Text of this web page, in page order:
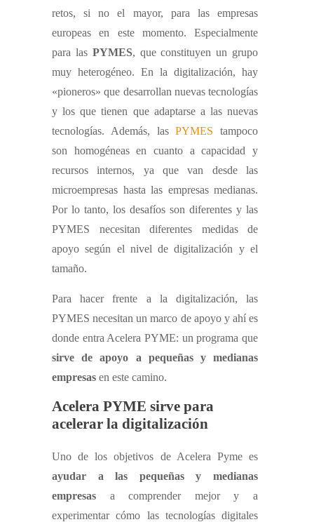
retos, si no el mayor, para las empresas
europeas en este momento. Especialmente
para las PYMES, que constituyen un grupo
muy heterogéneo. En la digitalización, hay
«pioneros» que desarrollan nuevas tecnologías
y los que tienen que adaptarse a las nuevas
tecnologías. Además, lasPYMES tampoco
son homogéneas en cuanto a capacidad y
recursos internos, ya que van desde las
microempresas hasta las empresas medianas.
Por lo tanto, los desafíos son diferentes y las
PYMES necesitan diferentes medidas de
apoyo según el nivel de digitalización y el
tamaño.
Para hacer frente a la digitalización, las
PYMES necesitan un marco de apoyo y ahí es
donde entra Acelera PYME: un programa que
sirve de apoyo a pequeñas y medianas
empresas en este camino.
Acelera PYME sirve para
acelerar la digitalización
Uno de los objetivos de Acelera Pyme es
ayudar a las pequeñas y medianas
empresas a comprender mejor y a
experimentar cómo las tecnologías digitales